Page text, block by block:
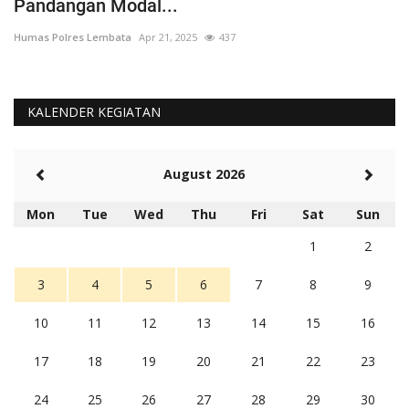
Pandangan Modal...
Humas Polres Lembata Apr 21, 2025 437
KALENDER KEGIATAN
August 2026
Mon Tue Wed Thu Fri Sat
Sun
1
2
3 4 5 6 7 8 9
10 11 12 13 14 15 16
17 18 19 20 21 22 23
24 25 26 27 28 29 30